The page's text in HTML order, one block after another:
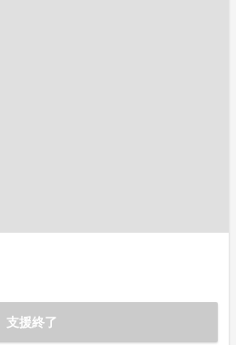
支援終了